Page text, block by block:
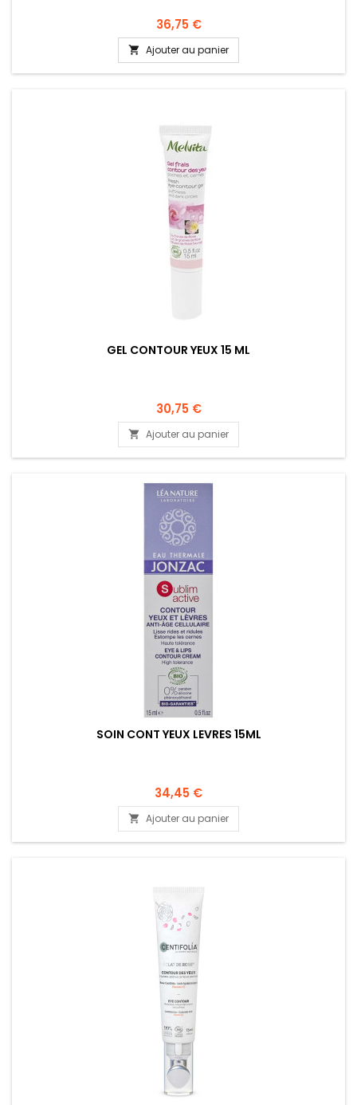
36,75 €
 Ajouter au panier
GEL CONTOUR YEUX 15 ML
30,75 €
 Ajouter au panier
SOIN CONT YEUX LEVRES 15ML
34,45 €
 Ajouter au panier